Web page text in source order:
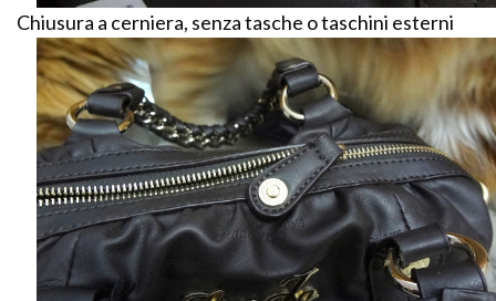
Chiusura a cerniera, senza tasche o taschini esterni